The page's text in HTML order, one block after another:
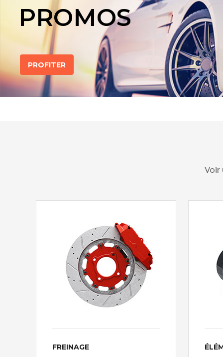
PROMOS
PROFITER
Voir
FREINAGE